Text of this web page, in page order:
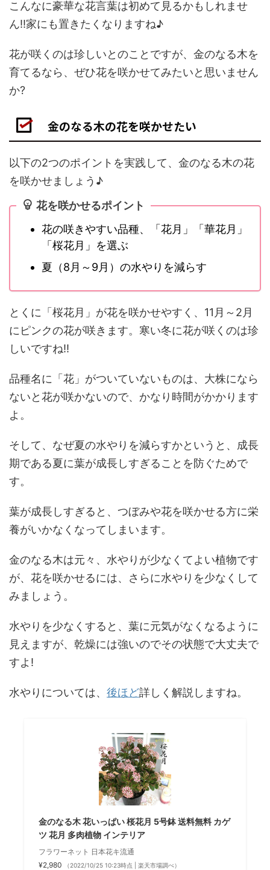
こんなに豪華な花言葉は初めて見るかもしれませ
ん!!家にも置きたくなりますね♪
花が咲くのは珍しいとのことですが、金のなる木を
育てるなら、ぜひ花を咲かせてみたいと思いません
か?
金のなる木の花を咲かせたい
以下の2つのポイントを実践して、金のなる木の花
を咲かせましょう♪
花を咲かせるポイント
花の咲きやすい品種、「花月」「華花月」
「桜花月」を選ぶ
夏（8月～9月）の水やりを減らす
とくに「桜花月」が花を咲かせやすく、11月～2月
にピンクの花が咲きます。寒い冬に花が咲くのは珍
しいですね!!
品種名に「花」がついていないものは、大株になら
ないと花が咲かないので、かなり時間がかかります
よ。
そして、なぜ夏の水やりを減らすかというと、成長
期である夏に葉が成長しすぎることを防ぐためで
す。
葉が成長しすぎると、つぼみや花を咲かせる方に栄
養がいかなくなってしまいます。
金のなる木は元々、水やりが少なくてよい植物です
が、花を咲かせるには、さらに水やりを少なくして
みましょう。
水やりを少なくすると、葉に元気がなくなるように
見えますが、乾燥には強いのでその状態で大丈夫で
すよ!
水やりについては、 後ほど詳しく解説しますね。
金のなる木 花いっぱい 桜花月 5号鉢 送料無料 カゲ
ツ 花月 多肉植物 インテリア
フラワーネット 日本花キ流通
¥2,980
（2022/10/25 10:23時点 | 楽天市場調べ）